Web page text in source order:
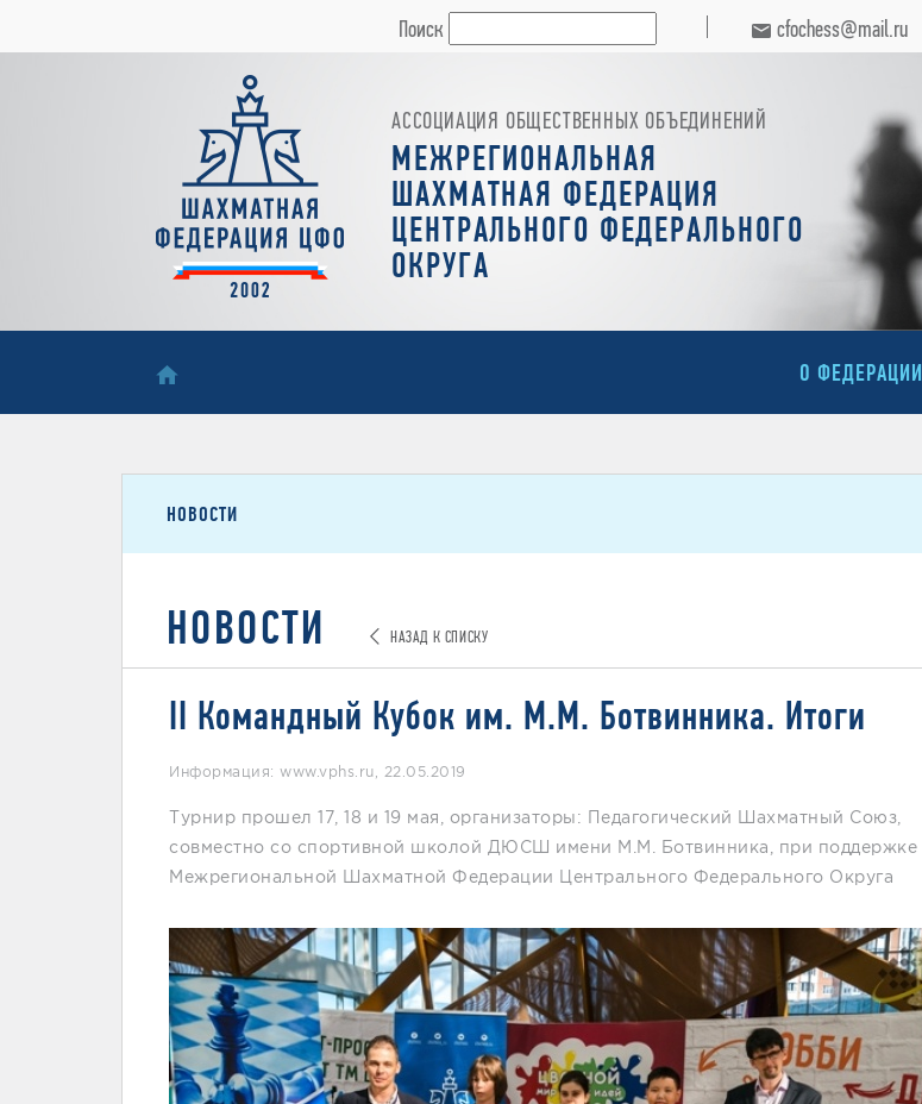
Поиск cfochess@mail.ru
АССОЦИАЦИЯ ОБЩЕСТВЕННЫХ ОБЪЕДИНЕНИЙ
МЕЖРЕГИОНАЛЬНАЯ
ШАХМАТНАЯ ФЕДЕРАЦИЯ
ЦЕНТРАЛЬНОГО ФЕДЕРАЛЬНОГО
ОКРУГА
О ФЕДЕРАЦИИ
НОВОСТИ
НОВОСТИ НАЗАД К СПИСКУ
II Командный Кубок им. М.М. Ботвинника. Итоги
Информация: www.vphs.ru 22.05.2019
Турнир прошел 17, 18 и 19 мая, организаторы: Педагогический Шахматный Союз,
совместно со спортивной школой ДЮСШ имени М.М. Ботвинника, при поддержке
Межрегиональной Шахматной Федерации Центрального Федерального Округа